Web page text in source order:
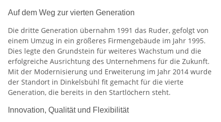
Auf dem Weg zur vierten Generation
Die dritte Generation übernahm 1991 das Ruder, gefolgt von
einem Umzug in ein größeres Firmengebäude im Jahr 1995.
Dies legte den Grundstein für weiteres Wachstum und die
erfolgreiche Ausrichtung des Unternehmens für die Zukunft.
Mit der Modernisierung und Erweiterung im Jahr 2014 wurde
der Standort in Dinkelsbühl fit gemacht für die vierte
Generation, die bereits in den Startlöchern steht.
Innovation, Qualität und Flexibilität